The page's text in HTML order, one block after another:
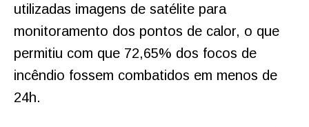
utilizadas imagens de satélite para
monitoramento dos pontos de calor, o que
permitiu com que 72,65% dos focos de
incêndio fossem combatidos em menos de
24h.